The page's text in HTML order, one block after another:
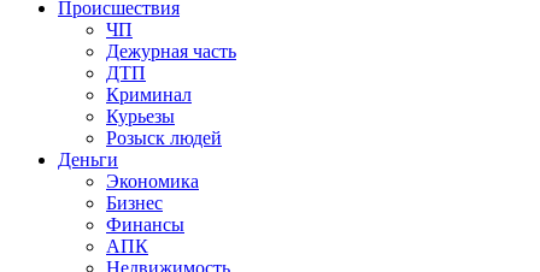
Происшествия
ЧП
Дежурная часть
ДТП
Криминал
Курьезы
Розыск людей
Деньги
Экономика
Бизнес
Финансы
АПК
Недвижимость